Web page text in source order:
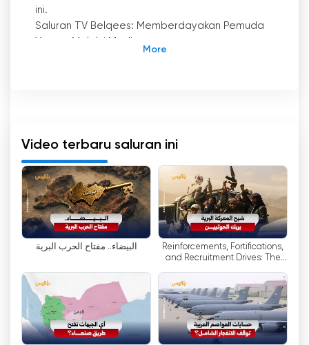
ini.
Saluran TV Belqees: Memberdayakan Pemuda
Nobel Perdamaian atas perannya yang sangat
TV Channel bertujuan untuk menyediakan
platform bagi kaum muda Yaman untuk
menyuarakan pendapat mereka dan terlibat
dalam diskusi yang bermakna tentang masa
depan negara mereka.
Dalam menghadapi ketidakstabilan yang
terjadi setelah kudeta Houthi pada 21
September 2014, Istanbul dipilih sebagai
markas utama Belqees TV Channel. Keputusan
ini dibuat untuk memastikan keamanan dan
kelangsungan operasi saluran tersebut, karena
Video terbaru saluran ini
البيضاء.. مفتاح الحرب البرية
Reinforcements, Fortifications,
and Recruitment Drives: The